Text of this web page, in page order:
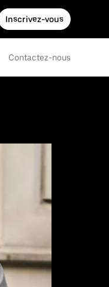
Inscrivez-vous
Contactez-nous